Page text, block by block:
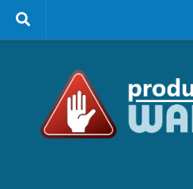
Zum Inhalt springen